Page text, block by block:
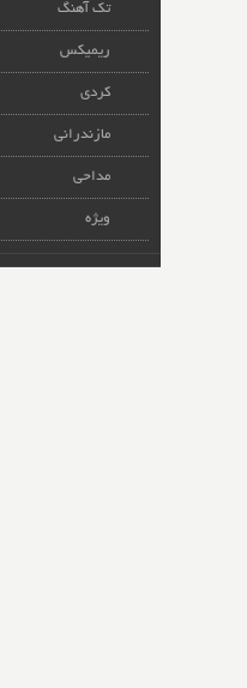
تک آهنگ
ریمیکس
کردی
مازندرانی
مداحی
ویژه